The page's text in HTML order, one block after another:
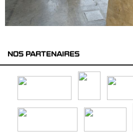
NOS PARTENAIRES